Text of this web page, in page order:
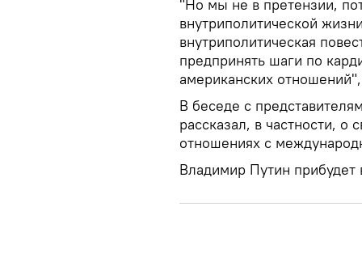
"Но мы не в претензии,
внутриполитической
внутриполитическая
предпринять шаги по
американских
В беседе с
рассказал, в частности,
отношениях с
Владимир Путин прибудет